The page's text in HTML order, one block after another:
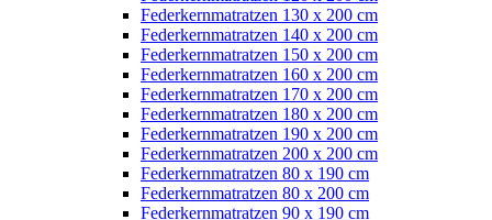
Federkernmatratzen 130 x 200 cm
Federkernmatratzen 140 x 200 cm
Federkernmatratzen 150 x 200 cm
Federkernmatratzen 160 x 200 cm
Federkernmatratzen 170 x 200 cm
Federkernmatratzen 180 x 200 cm
Federkernmatratzen 190 x 200 cm
Federkernmatratzen 200 x 200 cm
Federkernmatratzen 80 x 190 cm
Federkernmatratzen 80 x 200 cm
Federkernmatratzen 90 x 190 cm